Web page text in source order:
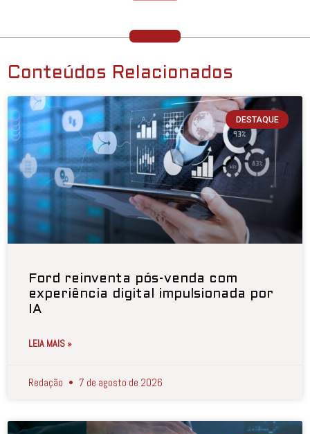
Conteúdos Relacionados
DESTAQUE
Ford reinventa pós-venda com
experiência digital impulsionada por
IA
LEIA MAIS »
Redação 7 de agosto de 2026